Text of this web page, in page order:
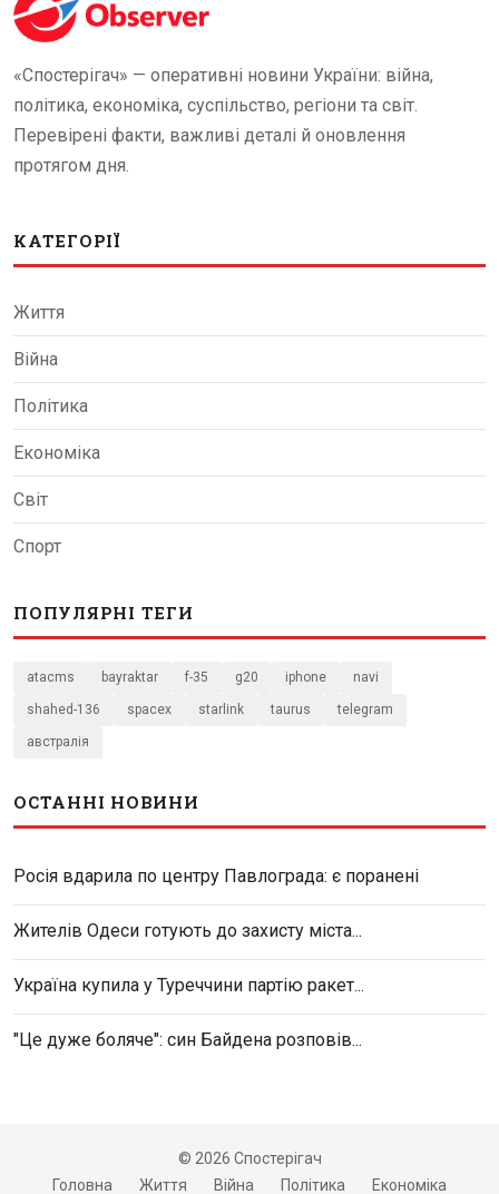
«Спостерігач» — оперативні новини України: війна,
політика, економіка, суспільство, регіони та світ.
Перевірені факти, важливі деталі й оновлення
протягом дня.
КАТЕГОРІЇ
Життя
Війна
Політика
Економіка
Світ
Спорт
ПОПУЛЯРНІ ТЕГИ
atacms bayraktar f-35 g20 iphone navi
shahed-136 spacex starlink taurus telegram
австралія
ОСТАННІ НОВИНИ
Росія вдарила по центру Павлограда: є поранені
Жителів Одеси готують до захисту міста...
Україна купила у Туреччини партію ракет...
"Це дуже боляче": син Байдена розповів...
© 2026 Спостерігач
Головна
Життя Війна Політика Економіка